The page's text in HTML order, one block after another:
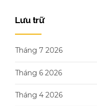
Lưu trữ
Tháng 7 2026
Tháng 6 2026
Tháng 4 2026